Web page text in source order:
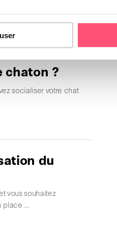
chaton ?
socialiser votre chat
du
vous souhaitez
place …